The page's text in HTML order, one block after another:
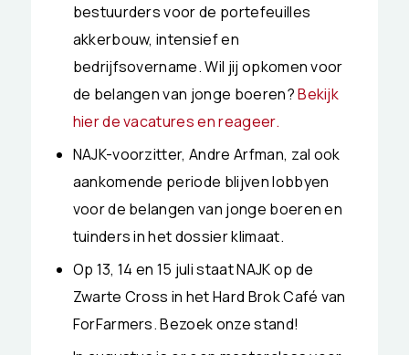
bestuurders voor de portefeuilles
akkerbouw, intensief en
bedrijfsovername. Wil jij opkomen voor
de belangen van jonge boeren?Bekijk
hier de vacatures en reageer.
NAJK-voorzitter, Andre Arfman, zal ook
aankomende periode blijven lobbyen
voor de belangen van jonge boeren en
tuinders in het dossier klimaat.
Op 13, 14 en 15 juli staat NAJK op de
Zwarte Cross in het Hard Brok Café van
ForFarmers. Bezoek onze stand!